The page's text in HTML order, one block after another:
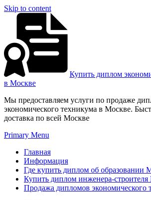
Skip to content
Купить диплом
в Москве
Мы предоставляем услуги по продаже
экономического техникума в Москве.
доставка по всей Москве
Primary Menu
Главная
Информация
Где купить диплом об образовании
Купить диплом инженера-строителя
Продажа дипломов экономического